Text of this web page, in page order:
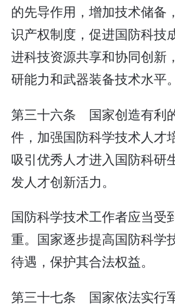
的先导作用，增加技术储备
识产权制度，促进国防科技
进科技资源共享和协同创新
研能力和武器装备技术水平。
第三十六条 国家创造有利
件，加强国防科学技术人才
吸引优秀人才进入国防科研
发人才创新活力。
国防科学技术工作者应当受
重。国家逐步提高国防科学
待遇，保护其合法权益。
第三十七条 国家依法实行